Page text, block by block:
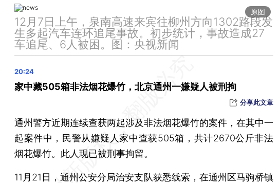
住建部发布关于全面开展城市体检工作的指导意见
河北雄安新区邮政编码发布 新建片区先行启用070001
国家发改委征求意见：到2027年初步建立煤矿产能储备制度
12月25日起中国给予安哥拉等6国98%税目产品零关税待遇
晨读荐闻（国内、国际、市场消息30条）
首家合资清算机构连通公司连续三年增资 美国运通成第一大股东
零食量贩行业最大合并案引波澜 良品铺子起诉赵一鸣
王健林拟再转让万达投资51%股权 万达电影将易主儒意
原图
12月7日上午，泉南高速来宾往柳州方向1302路段发
生多起汽车连环追尾事故。初步统计，事故造成27
车追尾、6人被困。图：央视新闻
家中藏505箱非法烟花爆竹，北京通州一嫌疑人被刑拘
分享此文章
通州警方近期连续查获两起涉及非法烟花爆竹的案件，在其中一
起案件中，民警从嫌疑人家中查获505箱，共计2670公斤非法
烟花爆竹。此人现已被刑事拘留。
11月21日，通州公安分局治安支队获悉线索，在通州区马驹桥镇